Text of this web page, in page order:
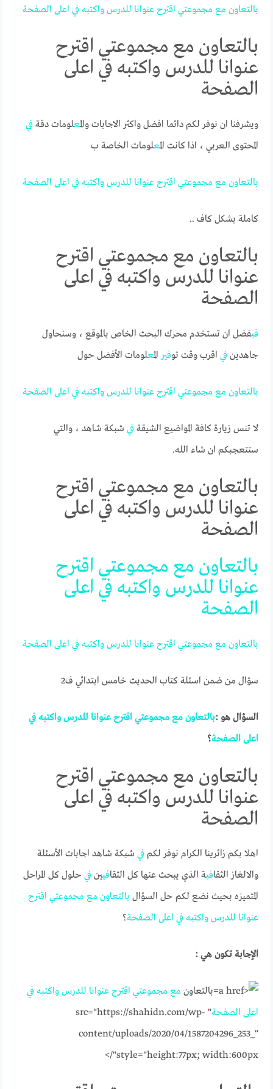
بالتعاون مع مجموعتي اقترح عنوانا للدرس واكتبه في اعلى الصفحة
بالتعاون مع مجموعتي اقترح
عنوانا للدرس واكتبه في اعلى
الصفحة
ويشرفنا ان نوفر لكم دائما افضل واكثر الاجابات والمعلومات دقةفي
المحتوى العربي ، اذا كانت المعلومات الخاصة ب
بالتعاون مع مجموعتي اقترح عنوانا للدرس واكتبه في اعلى الصفحة
كاملة بشكل كاف ..
بالتعاون مع مجموعتي اقترح
عنوانا للدرس واكتبه في اعلى
الصفحة
فيفضل ان تستخدم محرك البحث الخاص بالموقع ، وسنحاول
جاهدينفي اقرب وقت توفي ر المعلومات الأفضل حول
بالتعاون مع مجموعتي اقترح عنوانا للدرس واكتبه في اعلى الصفحة
لا تنس زيارة كافة المواضيع الشيقةفي شبكة شاهد ، والتي
ستتعجبكم ان شاء الله.
بالتعاون مع مجموعتي اقترح
عنوانا للدرس واكتبه في اعلى
الصفحة
بالتعاون مع مجموعتي اقترح
عنوانا للدرس واكتبه في اعلى
الصفحة
بالتعاون مع مجموعتي اقترح عنوانا للدرس واكتبه في اعلى الصفحة
سؤال من ضمن اسئلة كتاب الحديث خامس ابتدائي ف2
السؤال هو :بالتعاون مع مجموعتي اقترح عنوانا للدرس واكتبه في
اعلى الصفحة؟
بالتعاون مع مجموعتي اقترح
عنوانا للدرس واكتبه في اعلى
الصفحة
اهلا بكم زائرينا الكرام نوفر لكمفي شبكة شاهد اجابات الأسئلة
والالغاز الثقافية الذي يبحث عنها كل الثقافيينفي حلول كل المراحل
المتميزه بحيث نضع لكم حل السؤال بالتعاون مع مجموعتي اقترح
عنوانا للدرس واكتبه في اعلى الصفحة؟
الإجابة تكون هي :
بالتعاون مع مجموعتي اقترح عنوانا للدرس واكتبه في
اعلى الصفحة " src="https://shahidn.com/wp-
content/uploads/2020/04/1587204296_253_"
style="height:77px; width:600px"/>​​​​